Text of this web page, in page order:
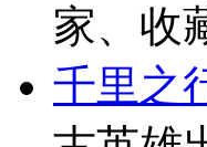
家、收
千里之